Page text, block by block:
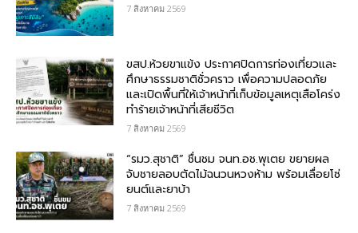
7 สิงหาคม 2569
ขสป.ห้วยขาแข้ง ประกาศปิดการท่องเที่ยวและ
ศึกษาธรรมชาติชั่วคราว เพื่อความปลอดภัย
และเปิดพื้นที่ให้เจ้าหน้าที่เก็บข้อมูลเหตุเสือโคร่ง
ทำร้ายเจ้าหน้าที่เสียชีวิต
7 สิงหาคม 2569
“รมว.สุชาติ” ชื่นชม​ จนท.อช.พุเตย​ ขยายผล
จับชายลอบตัดไม้ฉนวนหวงห้าม พร้อมเลื่อยโซ่
ยนต์และยาบ้า
7 สิงหาคม 2569